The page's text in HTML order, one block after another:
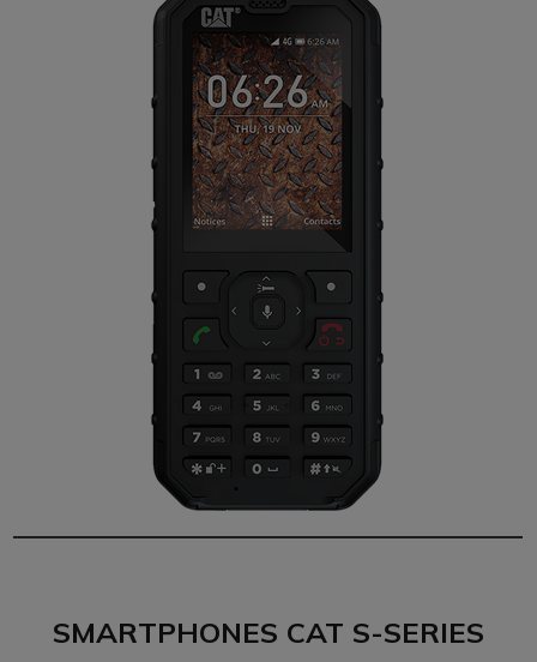
SMARTPHONES CAT S-SERIES